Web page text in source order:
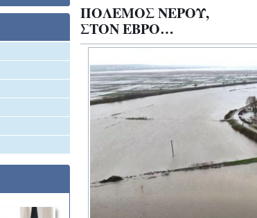
ΠΟΛΕΜΟΣ ΝΕΡΟΥ,
ΣΤΟΝ ΕΒΡΟ…